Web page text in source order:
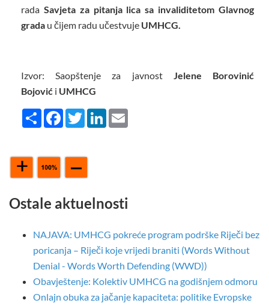
rada Savjeta za pitanja lica sa invaliditetom Glavnog
grada u čijem radu učestvuje UMHCG.
Izvor: Saopštenje za javnostJelene Borovinić
Bojović i UMHCG
Share FacebookTwitterLinkedIn
Ostale aktuelnosti
NAJAVA: UMHCG pokreće program podrške Riječi bez
poricanja – Riječi koje vrijedi braniti (Words Without
Denial - Words Worth Defending (WWD))
Obavještenje: Kolektiv UMHCG na godišnjem odmoru
Onlajn obuka za jačanje kapaciteta: politike Evropske